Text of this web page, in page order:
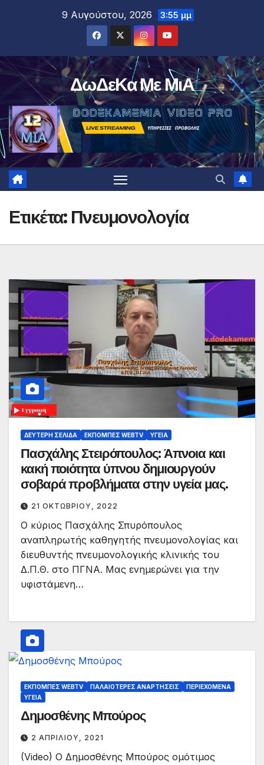
9 Αυγούστου, 2026 3:55 μμ
ΔωΔεΚα Με ΜιΑ
Ετικέτα: Πνευμονολογία
ΔΕΎΤΕΡΗ ΣΕΛΊΔΑ ΕΚΠΟΜΠΈΣ WEBTV ΥΓΕΊΑ
Πασχάλης Στειρόπουλος: Άπνοια και
κακή ποιότητα ύπνου δημιουργούν
σοβαρά προβλήματα στην υγεία μας.￼
21 ΟΚΤΩΒΡΊΟΥ, 2022
Ο κύριος Πασχάλης Σπυρόπουλος
αναπληρωτής καθηγητής πνευμονολογίας και
διευθυντής πνευμονολογικής κλινικής του
Δ.Π.Θ. στο ΠΓΝΑ. Μας ενημερώνει για την
υφιστάμενη…
ΕΚΠΟΜΠΈΣ WEBTV ΠΑΛΑΙΟΤΕΡΕΣ ΑΝΑΡΤΗΣΕΙΣ
ΠΕΡΙΕΧΌΜΕΝΑ
ΥΓΕΊΑ
Δημοσθένης Μπούρος
2 ΑΠΡΙΛΊΟΥ, 2021
(Video) Ο Δημοσθένης Μπούρος ομότιμος